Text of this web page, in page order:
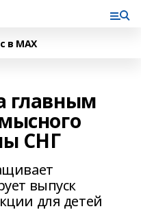
в MAX
главным
СНГ
выпуск
для детей